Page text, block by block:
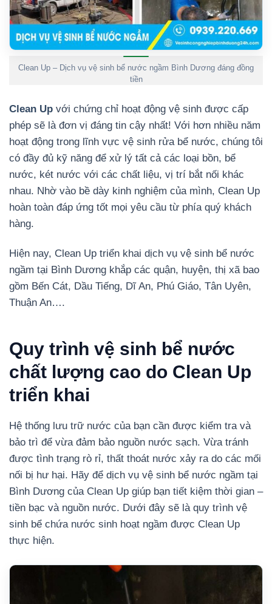
Clean Up – Dịch vụ vệ sinh bể nước ngầm Bình Dương đáng đồng
tiền
Clean Up với chứng chỉ hoạt động vệ sinh được cấp
phép sẽ là đơn vị đáng tin cậy nhất! Với hơn nhiều năm
hoạt động trong lĩnh vực vệ sinh rửa bể nước, chúng tôi
có đầy đủ kỹ năng để xử lý tất cả các loại bồn, bể
nước, két nước với các chất liệu, vị trí bắt nối khác
nhau. Nhờ vào bề dày kinh nghiệm của mình, Clean Up
hoàn toàn đáp ứng tốt mọi yêu cầu từ phía quý khách
hàng.
Hiện nay, Clean Up triển khai dịch vụ vệ sinh bể nước
ngầm tại Bình Dương khắp các quận, huyện, thị xã bao
gồm Bến Cát, Dầu Tiếng, Dĩ An, Phú Giáo, Tân Uyên,
Thuận An….
Quy trình vệ sinh bể nước
chất lượng cao do Clean Up
triển khai
Hệ thống lưu trữ nước của bạn cần được kiểm tra và
bảo trì để vừa đảm bảo nguồn nước sạch. Vừa tránh
được tình trạng rò rỉ, thất thoát nước xảy ra do các mối
nối bị hư hại. Hãy để dịch vụ vệ sinh bể nước ngầm tại
Bình Dương của Clean Up giúp bạn tiết kiệm thời gian –
tiền bạc và nguồn nước. Dưới đây sẽ là quy trình vệ
sinh bể chứa nước sinh hoạt ngầm được Clean Up
thực hiện.